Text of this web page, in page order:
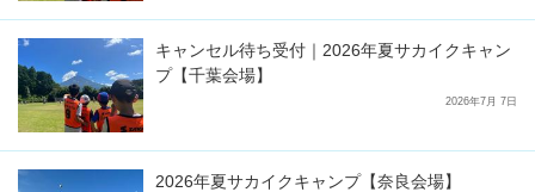
キャンセル待ち受付｜2026年夏サカイクキャン
プ【千葉会場】
2026年7月 7日
2026年夏サカイクキャンプ【奈良会場】